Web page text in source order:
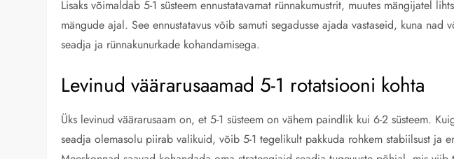
Lisaks võimaldab 5-1 süsteem ennustatavamat rünnakumustrit, muutes mängijatel
mängude ajal. See ennustatavus võib samuti segadusse ajada vastaseid, kuna nad
seadja ja rünnakunurkade kohandamisega.
Levinud väärarusaamad 5-1 rotatsiooni kohta
Üks levinud väärarusaam on, et 5-1 süsteem on vähem paindlik kui 6-2 süsteem.
seadja olemasolu piirab valikuid, võib 5-1 tegelikult pakkuda rohkem stabiilsust ja